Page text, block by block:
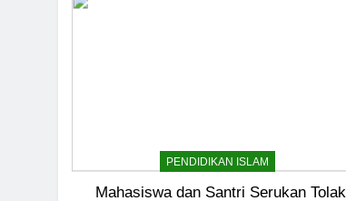
PENDIDIKAN ISLAM
Mahasiswa dan Santri Serukan Tolak